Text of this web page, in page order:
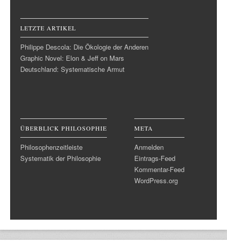
LETZTE ARTIKEL
Philippe Descola: Die Ökologie der Anderen
Graphic Novel: Elon & Jeff on Mars
Deutschland: Systematische Armut
ÜBERBLICK PHILOSOPHIE
Philosophenzeitleiste
Systematik der Philosophie
META
Anmelden
Eintrags-Feed
Kommentar-Feed
WordPress.org